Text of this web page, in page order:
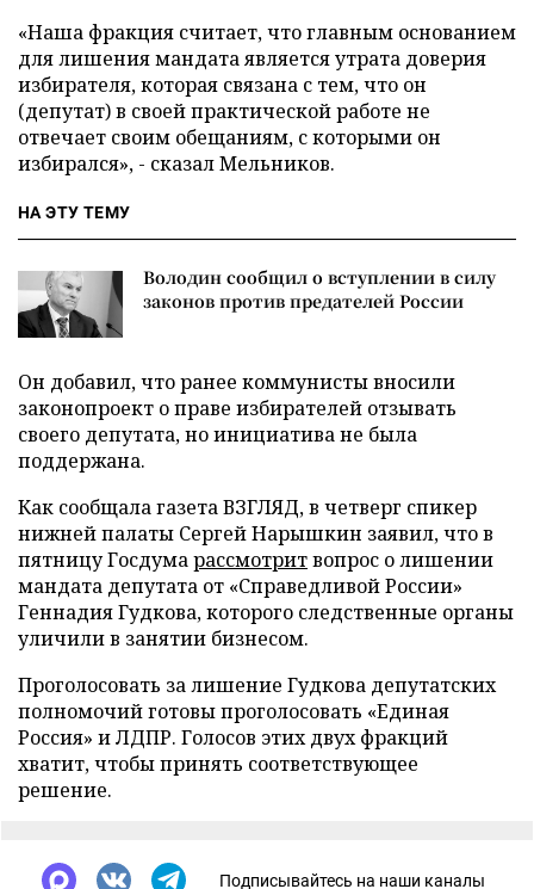
«Наша фракция считает, что главным основанием
для лишения мандата является утрата доверия
избирателя, которая связана с тем, что он
(депутат) в своей практической работе не
отвечает своим обещаниям, с которыми он
избирался», - сказал Мельников.
НА ЭТУ ТЕМУ
Володин сообщил о вступлении в силу
законов против предателей России
Он добавил, что ранее коммунисты вносили
законопроект о праве избирателей отзывать
своего депутата, но инициатива не была
поддержана.
Как сообщала газета ВЗГЛЯД, в четверг спикер
нижней палаты Сергей Нарышкин заявил, что в
пятницу Госдумарассмотритвопрос о лишении
мандата депутата от «Справедливой России»
Геннадия Гудкова, которого следственные органы
уличили в занятии бизнесом.
Проголосовать за лишение Гудкова депутатских
полномочий готовы проголосовать «Единая
Россия» и ЛДПР. Голосов этих двух фракций
хватит, чтобы принять соответствующее
решение.
Подписывайтесь на наши каналы